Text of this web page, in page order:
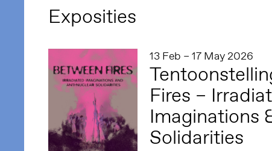
Exposities
13 Feb – 17 May 2026
Fires –
Imaginations
Solidarities